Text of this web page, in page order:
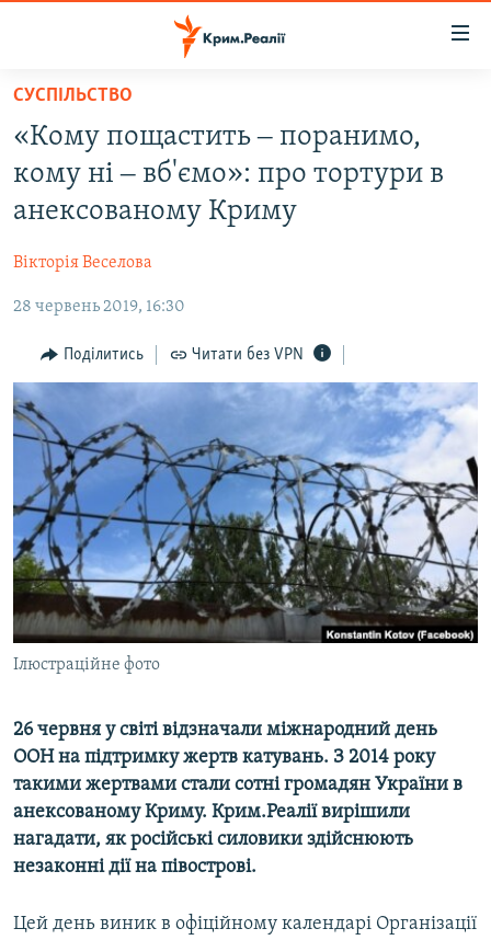
Перейти
основного
матеріалу
Перейти
до
основної
навігації
Перейти
пошуку
ВОДА.КРИМ
ВІДЕО ТА ФОТО
БЛОГИ
ПОГЛЯД
ІНТЕРВ'Ю
ВСЕ ЗА ДЕНЬ
СПЕЦПРОЕКТИ
ДЕПОРТАЦІЯ
ВІДЕОУРОКИ «ELIFBE»
СВІДЧЕННЯ ОКУПАЦІЇ
УКРАЇНСЬКА ПРОБЛЕМА КРИМУ
ІНФОГРАФІКА
ЯК ОБІЙТИ БЛОКУВАННЯ
Русский
Qırımtatar
ДОЛУЧАЙСЯ!
Усі сайти RFE/RL
СУСПІЛЬСТВО
«Кому пощастить ‒ поранимо,
кому ні ‒ вб'ємо»: про тортури в
анексованому Криму
Вікторія Веселова
28 червень 2019, 16:30
Поділитись Читати без VPN
Ілюстраційне фото
26 червня у світі відзначали міжнародний день
ООН на підтримку жертв катувань. З 2014 року
такими жертвами стали сотні громадян України в
анексованому Криму. Крим.Реалії вирішили
нагадати, як російські силовики здійснюють
незаконні дії на півострові.
Цей день виник в офіційному календарі Організації